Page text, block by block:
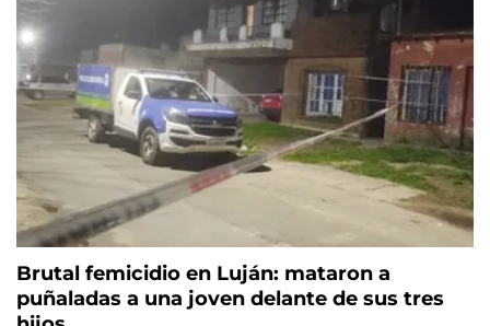
Brutal femicidio en Luján: mataron a
puñaladas a una joven delante de sus tres